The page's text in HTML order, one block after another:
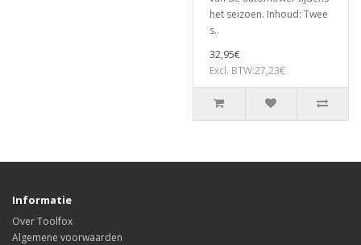
het seizoen. Inhoud: Twee
s..
32,95€
Excl. BTW:27,23€
Informatie
Over Toolfox
Algemene voorwaarden